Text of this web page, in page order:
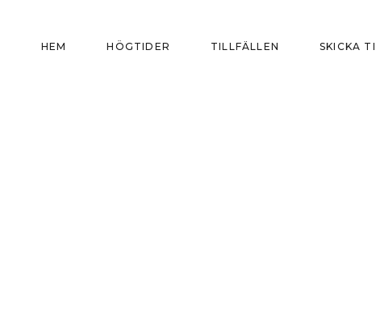
HEM HÖGTIDER TILLFÄLLEN SKICKA